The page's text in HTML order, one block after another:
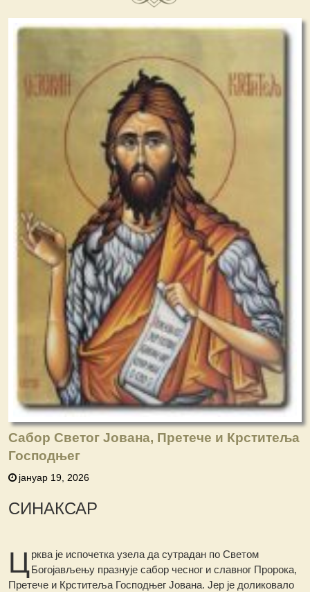
Сабор Светог Јована, Претече и Крститеља
Господњег
јануар 19, 2026
СИНАКСАР
Црква је испочетка узела да сутрадан пo Светом
Богојављењу празнује сабор чесног и славног Пророка,
Претече и Крститеља Господњег Јована. Јер је доликовало